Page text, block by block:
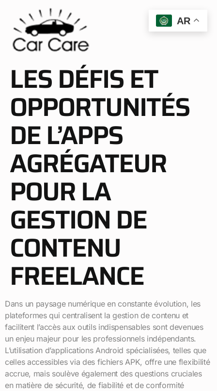
LES DÉFIS ET
OPPORTUNITÉS
DE L’APPS
AGRÉGATEUR
POUR LA
GESTION DE
CONTENU
FREELANCE
Dans un paysage numérique en constante évolution, les
plateformes qui centralisent la gestion de contenu et
facilitent l’accès aux outils indispensables sont devenues
un enjeu majeur pour les professionnels indépendants.
L’utilisation d’applications Android spécialisées, telles que
celles accessibles via des fichiers APK, offre une flexibilité
accrue, mais soulève également des questions cruciales
en matière de sécurité, de fiabilité et de conformité
AR